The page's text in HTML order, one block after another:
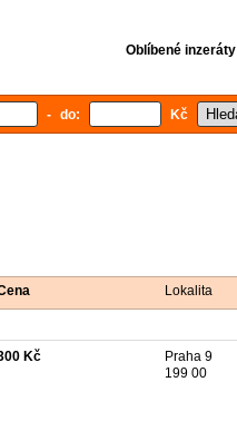
Oblíbené inzeráty
- do: Kč
Lokalita
Kč
Praha 9
199 00